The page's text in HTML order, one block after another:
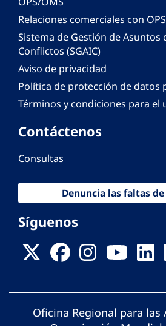
Relaciones comerciales con OPS
Sistema de Gestión de Asuntos
Conflictos (SGAIC)
Aviso de privacidad
Política de protección de datos
Términos y condiciones para el
Contáctenos
Consultas
Denuncia las faltas
Síguenos
Oficina Regional para las